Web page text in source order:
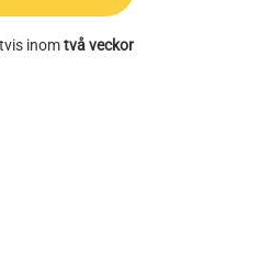
inomtvå veckor